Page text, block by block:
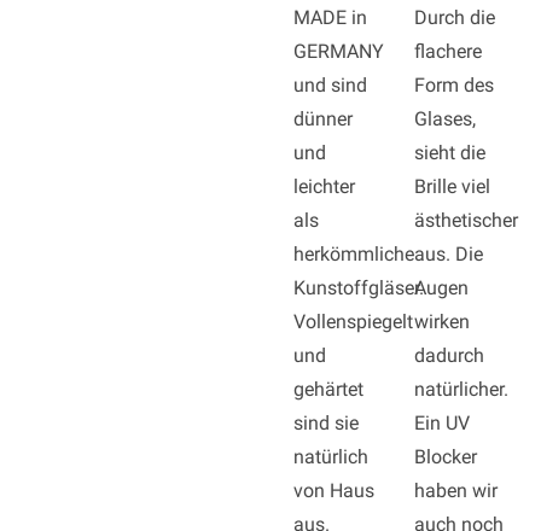
MADE in
GERMANY
und sind
dünner
und
leichter
als
herkömmliche
Kunstoffgläser.
Vollenspiegelt
und
gehärtet
sind sie
natürlich
von Haus
aus.
Durch die
flachere
Form des
Glases,
sieht die
Brille viel
ästhetischer
aus. Die
Augen
wirken
dadurch
natürlicher.
Ein UV
Blocker
haben wir
auch noch